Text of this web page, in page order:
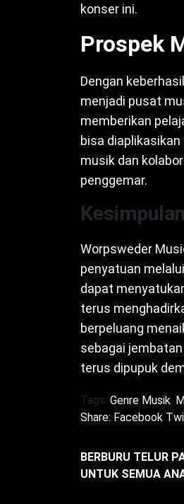
konser ini.
Prospek
Dengan
menjadi pusat
memberikan
bisa
musik dan
penggemar.
Worpsweder
penyatuan
dapat
terus
berpeluang
sebagai
terus dipupuk
Tags: Genre Musik,
Share: Facebook
BERBURU TELUR
UNTUK SEMUA